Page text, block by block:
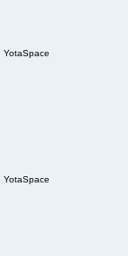
YotaSpace
YotaSpace